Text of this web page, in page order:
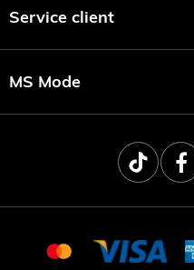
Service client
MS Mode